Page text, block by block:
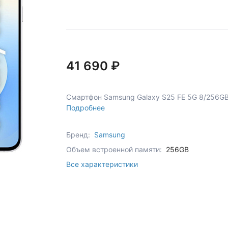
41 690 ₽
Смартфон Samsung Galaxy S25 FE 5G 8/
Подробнее
Бренд: Samsung
Объем встроенной памяти: 256GB
Все характеристики